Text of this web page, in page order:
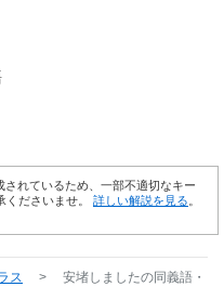
れているため、一部不適切なキー
くださいませ。 詳しい解説を見る
ス > 安堵しましたの同義語・